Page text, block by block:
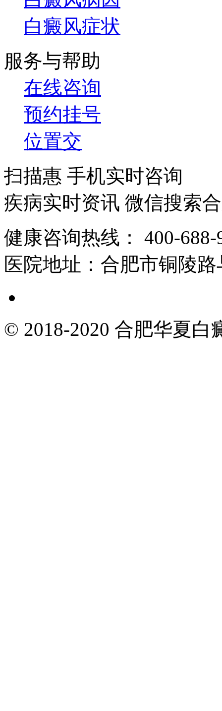
白癜风症状
服务与帮助
在线咨询
预约挂号
位置交
扫描惠 手机实时咨询
疾病实时资讯 微信搜索
健康咨询热线： 400-688-
医院地址： 合肥市铜陵
© 2018-2020 合肥华夏白